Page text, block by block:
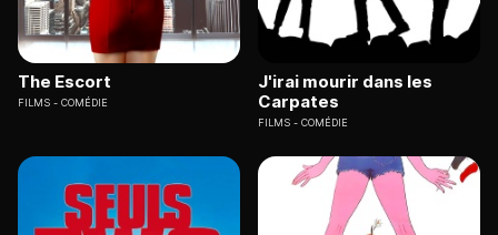
The Escort
FILMS COMÉDIE
J'irai mourir dans les
Carpates
FILMS COMÉDIE